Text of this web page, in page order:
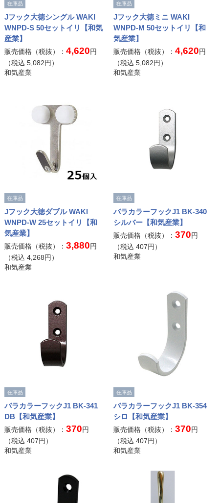
在庫品
Jフック大徳シングル WAKI
WNPD-S 50セットイリ【和気
産業】
販売価格（税抜）： 4,620円
（税込 5,082円）
和気産業
在庫品
Jフック大徳ミニ WAKI
WNPD-M 50セットイリ【和
気産業】
販売価格（税抜）：4,620円
（税込5,082円）
和気産業
在庫品
Jフック大徳ダブル WAKI
WNPD-W 25セットイリ【和
気産業】
販売価格（税抜）： 3,880円
（税込 4,268円）
和気産業
在庫品
バラカラーフックJ1 BK-340
シルバー【和気産業】
販売価格（税抜）：370円
（税込407円）
和気産業
在庫品
バラカラーフックJ1 BK-341
DB【和気産業】
販売価格（税抜）： 370円
（税込 407円）
和気産業
在庫品
バラカラーフックJ1 BK-354
シロ【和気産業】
販売価格（税抜）：370円
（税込407円）
和気産業